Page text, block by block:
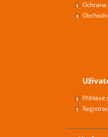
Přihlásit